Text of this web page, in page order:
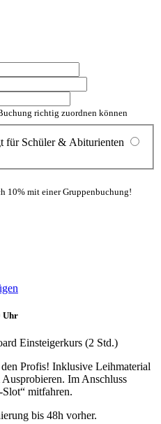
richtig zuordnen können
für Schüler & Abiturienten
10% mit einer Gruppenbuchung!
Uhr
Einsteigerkurs (2 Std.)
Profis! Inklusive Leihmaterial
Im Anschluss
mitfahren.
bis 48h vorher.